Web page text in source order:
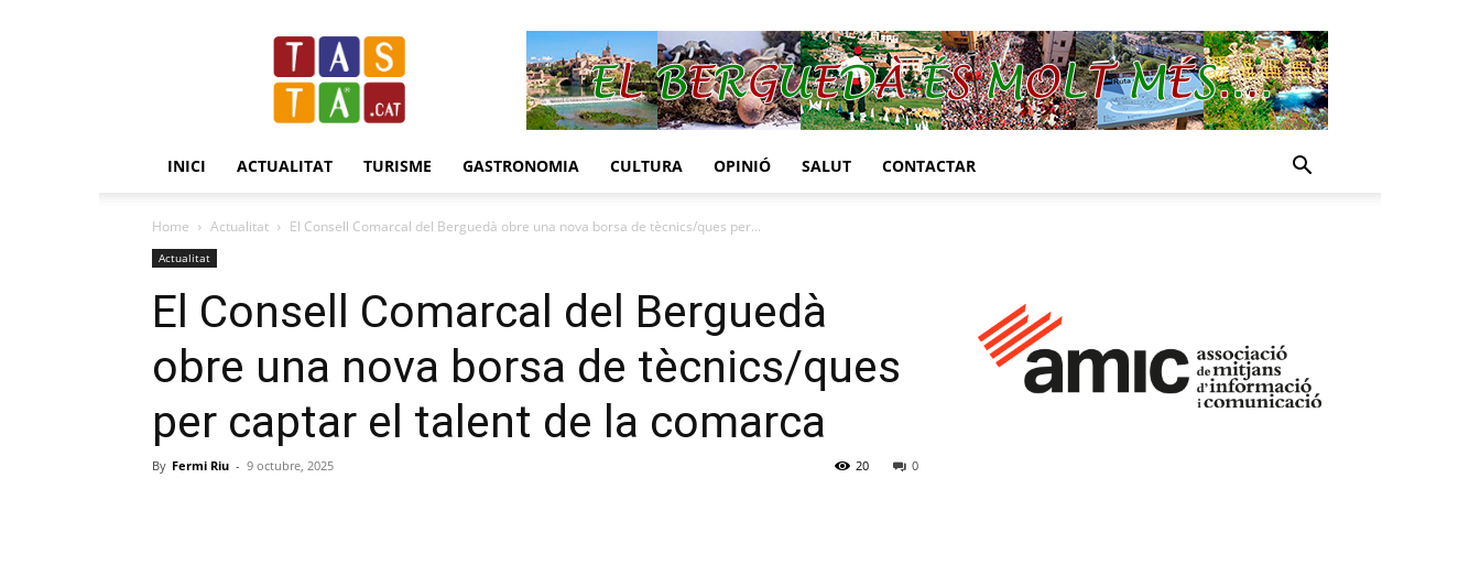
Revista
Tasta.cat
INICI ACTUALITAT TURISME GASTRONOMIA CULTURA OPINIÓ SALUT CONTACTAR
Home Actualitat El Consell Comarcal del Berguedà obre una nova borsa de tècnics/ques per...
Actualitat
El Consell Comarcal del Berguedà
obre una nova borsa de tècnics/ques
per captar el talent de la comarca
By Fermi Riu - 9 octubre, 2025 0
20